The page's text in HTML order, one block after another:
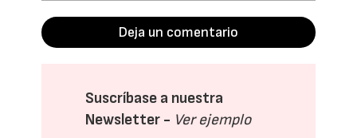
Deja un comentario
Suscríbase a nuestra
Newsletter - Ver ejemplo